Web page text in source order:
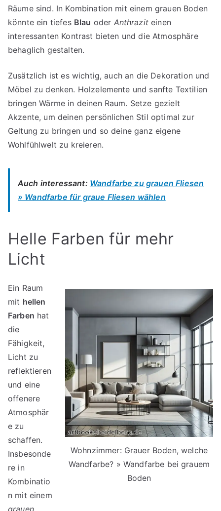
Räume sind. In Kombination mit einem grauen Boden
könnte ein tiefes Blau oder Anthraziteinen
interessanten Kontrast bieten und die Atmosphäre
behaglich gestalten.
Zusätzlich ist es wichtig, auch an die Dekoration und
Möbel zu denken. Holzelemente und sanfte Textilien
bringen Wärme in deinen Raum. Setze gezielt
Akzente, um deinen persönlichen Stil optimal zur
Geltung zu bringen und so deine ganz eigene
Wohlfühlwelt zu kreieren.
Auch interessant: Wandfarbe zu grauen Fliesen
» Wandfarbe für graue Fliesen wählen
Helle Farben für mehr
Licht
Wohnzimmer: Grauer Boden, welche
Wandfarbe? » Wandfarbe bei grauem
Boden
Ein Raum
mit hellen
Farben hat
die
Fähigkeit,
Licht zu
reflektieren
und eine
offenere
Atmosphär
e zu
schaffen.
Insbesonde
re in
Kombinatio
n mit einem
grauen